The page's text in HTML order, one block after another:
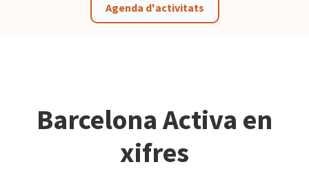
Agenda d'activitats
Barcelona Activa en
xifres